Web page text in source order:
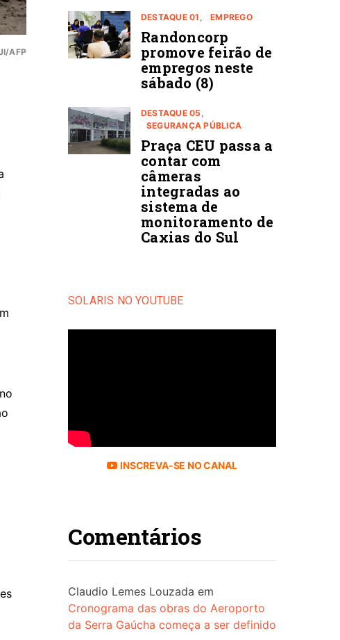
AFP
DESTAQUE 01 EMPREGO
Randoncorp
promove feirão de
empregos neste
sábado (8)
DESTAQUE 05
SEGURANÇA PÚBLICA
Praça CEU passa a
contar com
câmeras
integradas ao
sistema de
monitoramento de
Caxias do Sul
SOLARIS NO YOUTUBE
INSCREVA-SE NO CANAL
Comentários
Claudio Lemes Louzada em
Cronograma das obras do Aeroporto
da Serra Gaúcha começa a ser definido